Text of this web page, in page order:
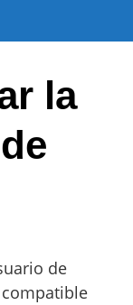
la
de